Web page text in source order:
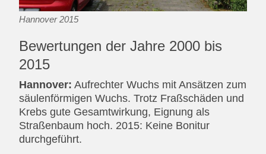
Hannover 2015
Bewertungen der Jahre 2000 bis
2015
Hannover: Aufrechter Wuchs mit Ansätzen zum
säulenförmigen Wuchs. Trotz Fraßschäden und
Krebs gute Gesamtwirkung, Eignung als
Straßenbaum hoch. 2015: Keine Bonitur
durchgeführt.